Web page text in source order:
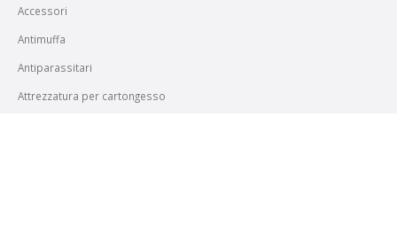
Accessori
Antimuffa
Antiparassitari
Attrezzatura per cartongesso